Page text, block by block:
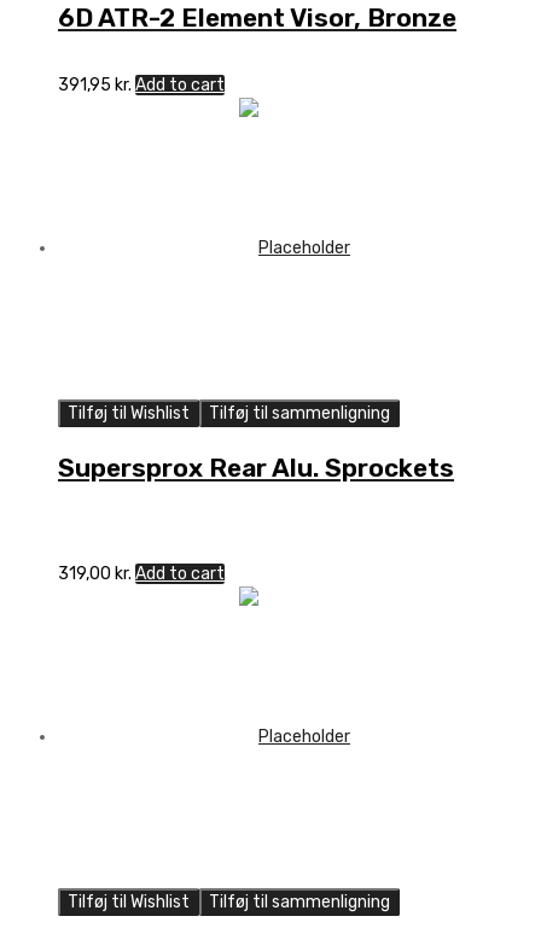
6D ATR-2 Element Visor, Bronze
391,95 kr. Add to cart
Tilføj til Wishlist Tilføj til sammenligning
Supersprox Rear Alu. Sprockets
319,00 kr. Add to cart
Tilføj til Wishlist Tilføj til sammenligning